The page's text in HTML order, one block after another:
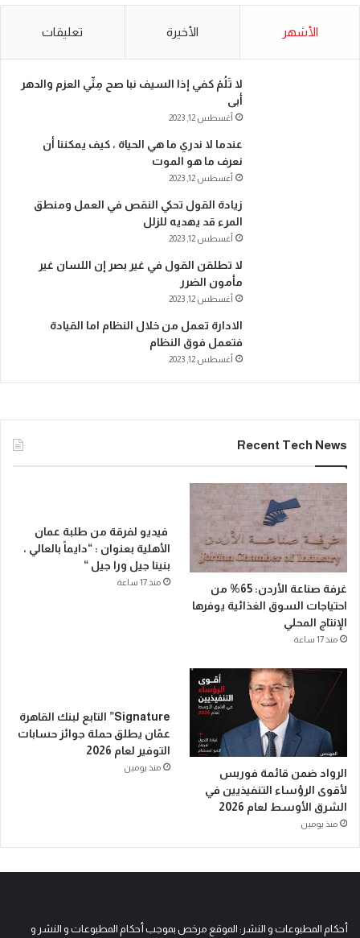
الأشهر الأخيرة تعليقات
لا تَلُمْ كفي إذا السيف نبا صح مِنِّي العزم والدهر
أبى
أغسطس 12, 2023
عندما لا ندري ما هي الحياة ، كيف يمكننا أن
نعرف ما هو الموت
أغسطس 12, 2023
زيادة القول تحكي النقص في العمل ومنطق
المرء قد يهديه للزلل
أغسطس 12, 2023
لا تطلقن القول في غير بصر إن اللسان غير
مأمون الضرر
أغسطس 12, 2023
الادارة تعمل من خلال النظام اما القيادة
فتعمل فوق النظام
أغسطس 12, 2023
Recent Tech News
غرفة صناعة الأردن: 65% من
احتياجات السوق الغذائية يوفرها
الإنتاج المحلي
منذ 17 ساعة
فيديو لفرقة من طلبة عمان
الأهلية بعنوان : “دايماً بالعالي ،
بنينا جيل ورا جيل “
منذ 17 ساعة
الرواد ضمن قائمة فوربس
لأقوى الرؤساء التنفيذيين في
الشرق الأوسط لعام 2026
منذ يومين
Signature” التابع لبنك القاهرة
عمّان يطلق حملة جوائز حسابات
التوفير لعام 2026
منذ يومين
أحكام المطبوعات و النشر: الموقع مرخص بموجب أحكام المطبوعات و النشر و